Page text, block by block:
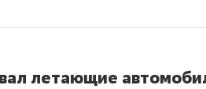
летающие